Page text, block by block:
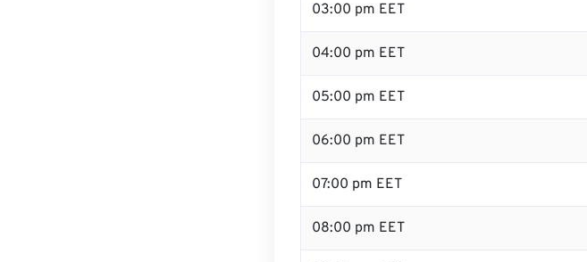
03:00 pm EET
04:00 pm EET
05:00 pm EET
06:00 pm EET
07:00 pm EET
08:00 pm EET